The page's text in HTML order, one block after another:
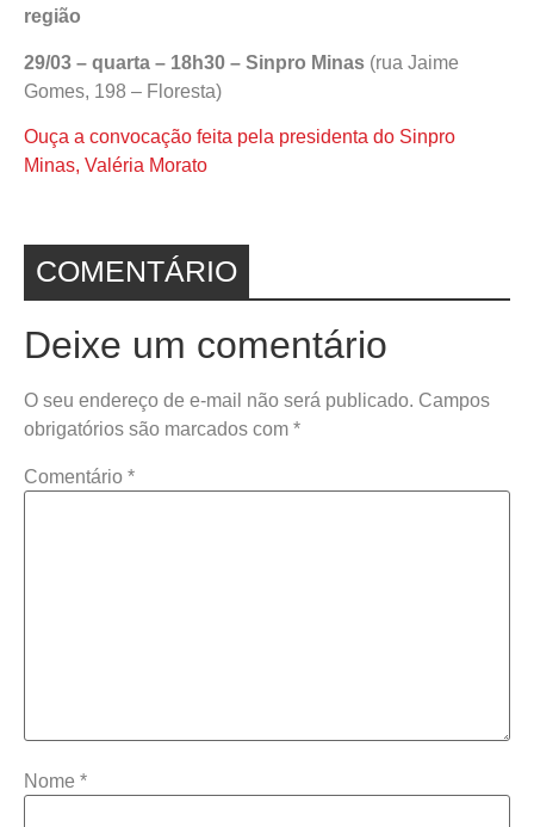
região
29/03 – quarta – 18h30 – Sinpro Minas (rua Jaime
Gomes, 198 – Floresta)
Ouça a convocação feita pela presidenta do Sinpro
Minas, Valéria Morato
COMENTÁRIO
Deixe um comentário
O seu endereço de e-mail não será publicado. Campos
obrigatórios são marcados com *
Comentário *
Nome *